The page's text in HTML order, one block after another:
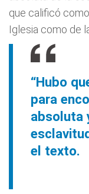
que calificó
Iglesia como de
“Hubo
para
absoluta
el texto.